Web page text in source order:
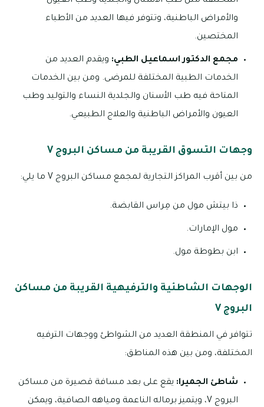
والأمراض الباطنية، وتتوفر فيها العديد من الأطباء
المختصين.
مجمع الدكتور اسماعيل الطبي: ويقدم العديد من
الخدمات الطبية المختلفة للمرضى. ومن بين الخدمات
المتاحة فيه طب الأسنان والجلدية النساء والتوليد وطب
العيون والأمراض الباطنية والعلاج الطبيعي.
وجهات التسوق القريبة من مساكن البروج V
من بين أقرب المراكز التجارية لمجمع مساكن البروج V ما يلي:
ذا بيتش مول من مِراس القابضة.
مول الإمارات.
ابن بطوطة مول.
الوجهات الشاطئية والترفيهية القريبة من مساكن
البروج V
تتوافر في المنطقة العديد من الشواطئ ووجهات الترفيه
المختلفة، ومن بين هذه المناطق:
شاطئ الجميرا: يقع على بعد مسافة قصيرة من مساكن
البروج V، ويتميز برماله الناعمة ومياهه الصافية، ويمكن